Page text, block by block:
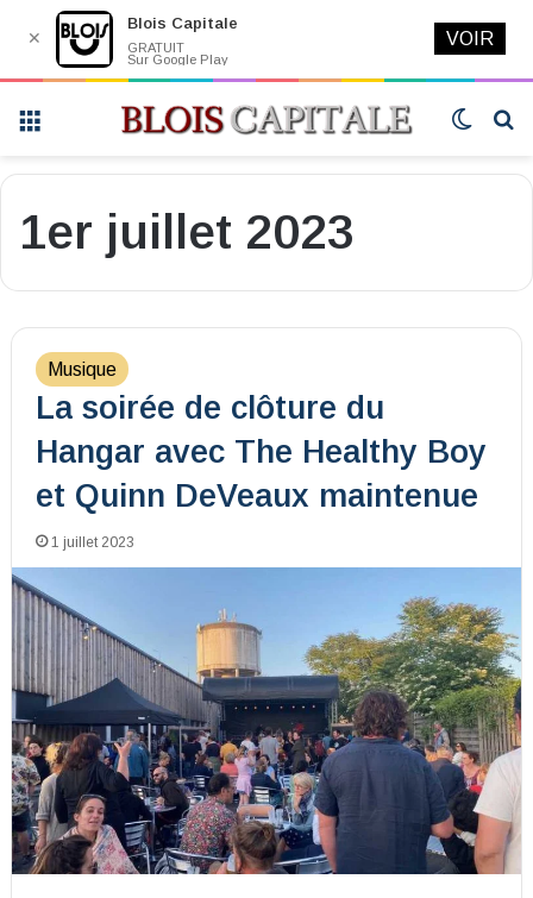
Switch
1er juillet 2023
Musique
La soirée de clôture du
Hangar avec The Healthy Boy
et Quinn DeVeaux maintenue
1 juillet 2023
✕
Blois Capitale
GRATUIT
Sur Google Play
VOIR